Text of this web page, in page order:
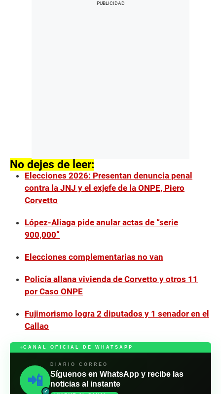
No dejes de leer:
Elecciones 2026: Presentan denuncia penal
contra la JNJ y el exjefe de la ONPE, Piero
Corvetto
López-Aliaga pide anular actas de “serie
900,000”
Elecciones complementarias no van
Policía allana vivienda de Corvetto y otros 11
por Caso ONPE
Fujimorismo logra 2 diputados y 1 senador en el
Callao
CANAL OFICIAL DE WHATSAPP
📲
✓
DIARIO CORREO
Síguenos en WhatsApp y recibe las
noticias al instante